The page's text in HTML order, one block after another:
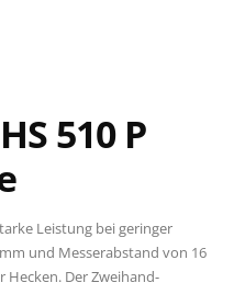
510 P
Leistung bei geringer
und Messerabstand von 16
Der Zweihand-